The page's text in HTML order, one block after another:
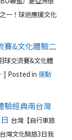
一！球迷應援文化
賽&文化體驗二
球交流賽&文化體
Posted in 運動
驗經典南台灣
台灣【自行車旅
灣文化騎旅3日我